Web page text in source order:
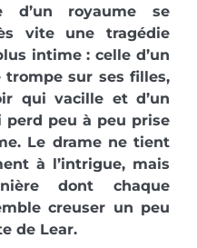
d’un royaume se
vite une tragédie
intime : celle d’un
trompe sur ses filles,
qui vacille et d’un
perd peu à peu prise
Le drame ne tient
à l’intrigue, mais
dont chaque
creuser un peu
de Lear.